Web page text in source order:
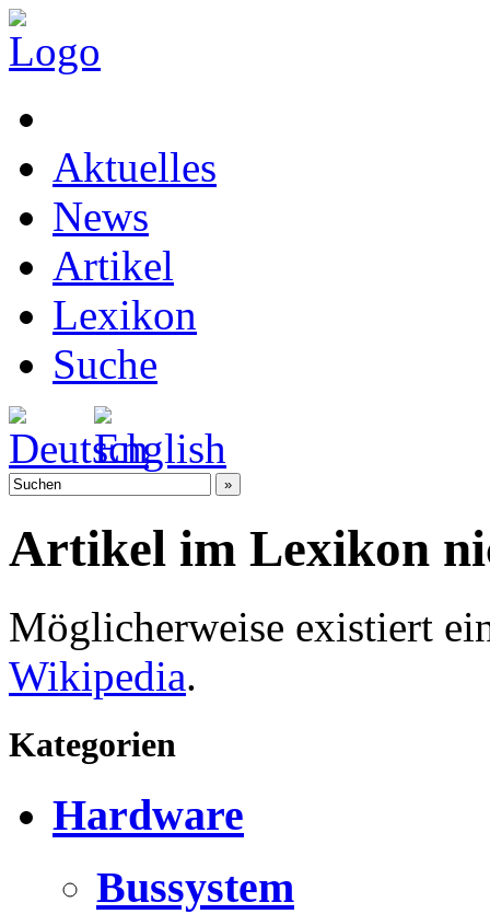
Aktuelles
News
Artikel
Lexikon
Suche
Artikel im Lexikon
Möglicherweise existiert
Wikipedia.
Kategorien
Hardware
Bussystem